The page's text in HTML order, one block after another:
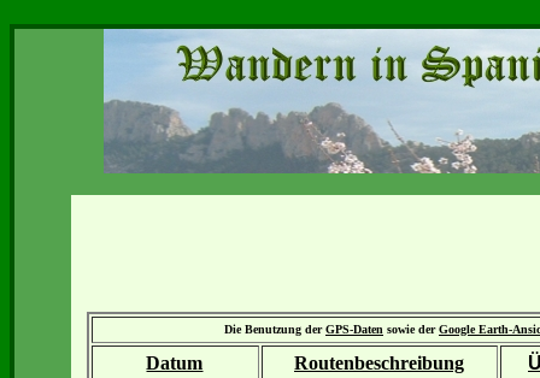
Die Benutzung derGPS-Daten sowie derGoogle Earth-
Datum Routenbeschreibung